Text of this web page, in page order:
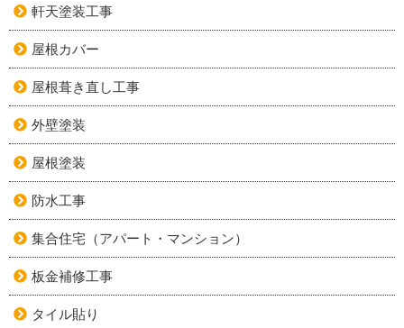
軒天塗装工事
屋根カバー
屋根葺き直し工事
外壁塗装
屋根塗装
防水工事
集合住宅（アパート・マンション）
板金補修工事
タイル貼り